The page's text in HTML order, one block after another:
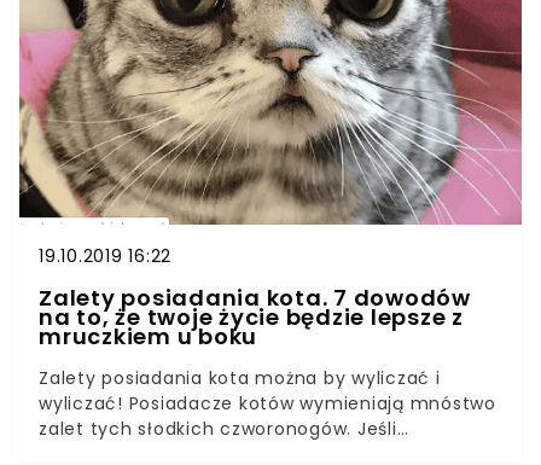
19.10.2019 16:22
Zalety posiadania kota. 7 dowodów
na to, że twoje życie będzie lepsze z
mruczkiem u boku
Zalety posiadania kota można by wyliczać i
wyliczać! Posiadacze kotów wymieniają mnóstwo
zalet tych słodkich czworonogów. Jeśli